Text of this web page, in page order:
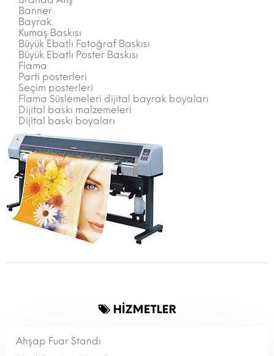
Banner
Bayrak
Kumaş Baskısı
Büyük Ebatlı Fotoğraf Baskısı
Büyük Ebatlı Poster Baskısı
Flama
Parti posterleri
Seçim posterleri
Flama Süslemeleri dijital bayrak boyaları
Dijital baskı malzemeleri
Dijital baskı boyaları
HİZMETLER
Ahşap Fuar Standı